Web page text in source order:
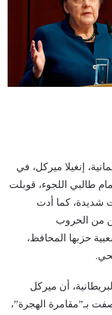
إنغيلا ميركل، في
أمام طالبي اللجوء، قوبلت
شديدة، كما أدت
من الحروب
حزبها المحافظ،
أن ميركل
بـ”مقامرة الهجرة”،